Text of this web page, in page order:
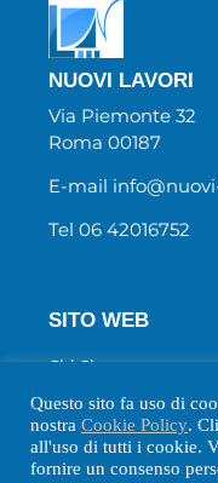
NUOVI LAVORI
Via Piemonte 32
Roma 00187
E-mail
Tel 06 42016752
SITO WEB
Chi Siamo
Newsletter
Biblio
Contatti
Questo sito fa uso di
nostra Cookie Policy.
all'uso di tutti i cookie.
fornire un consenso